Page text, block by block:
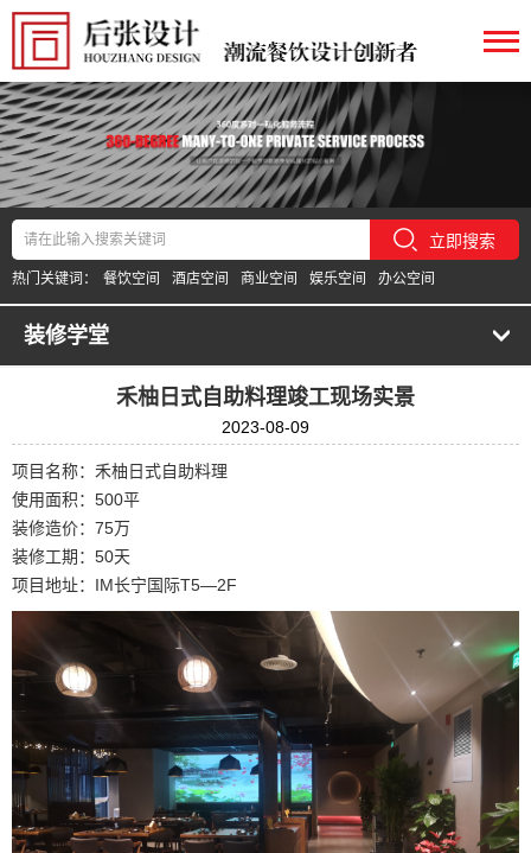
立即搜索
热门关键词： 餐饮空间 酒店空间 商业空间 娱乐空间 办公空间
装修学堂
禾柚日式自助料理竣工现场实景
2023-08-09
项目名称：禾柚日式自助料理
使用面积：500平
装修造价：75万
装修工期：50天
项目地址：IM长宁国际T5—2F